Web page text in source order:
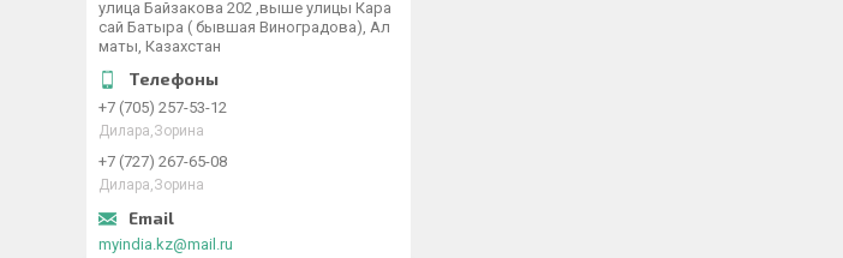
улица Байзакова 202 ,выше улицы Кара
сай Батыра ( бывшая Виноградова), Ал
маты, Казахстан
+7 (705) 257-53-12
Дилара,Зорина
+7 (727) 267-65-08
Дилара,Зорина
myindia.kz@mail.ru